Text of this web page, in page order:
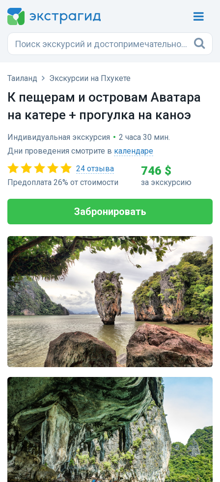
Таиланд Экскурсии на Пхукете
К пещерам и островам Аватара
на катере + прогулка на каноэ
Индивидуальная экскурсия • 2 часа 30 мин.
Дни проведения смотрите в календаре
24 отзыва
Предоплата 26% от стоимости
746 $
за экскурсию
Забронировать